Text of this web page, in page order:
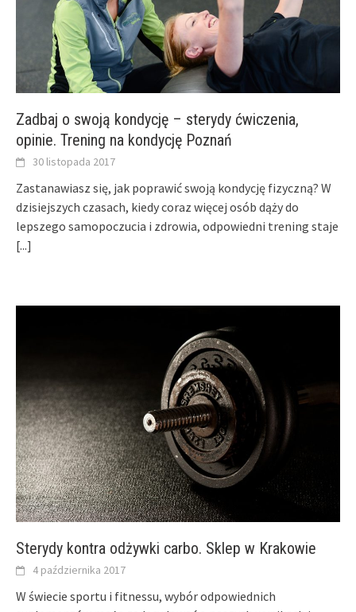
Zadbaj o swoją kondycję – sterydy ćwiczenia,
opinie. Trening na kondycję Poznań
30 listopada 2017
Zastanawiasz się, jak poprawić swoją kondycję fizyczną? W
dzisiejszych czasach, kiedy coraz więcej osób dąży do
lepszego samopoczucia i zdrowia, odpowiedni trening staje
[...]
Sterydy kontra odżywki carbo. Sklep w Krakowie
4 października 2017
W świecie sportu i fitnessu, wybór odpowiednich